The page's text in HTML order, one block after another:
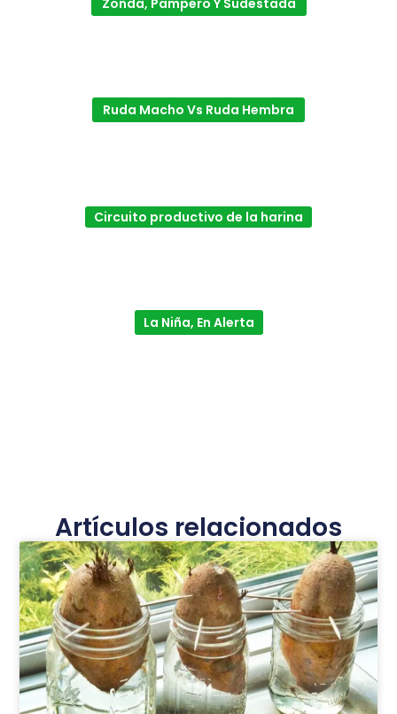
Zonda, Pampero Y Sudestada
Ruda Macho Vs Ruda Hembra
Circuito productivo de la harina
La Niña, En Alerta
Artículos relacionados